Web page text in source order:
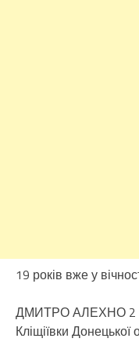
19 років вже у
ДМИТРО АЛЕХНО 2
Кліщіївки Донецької